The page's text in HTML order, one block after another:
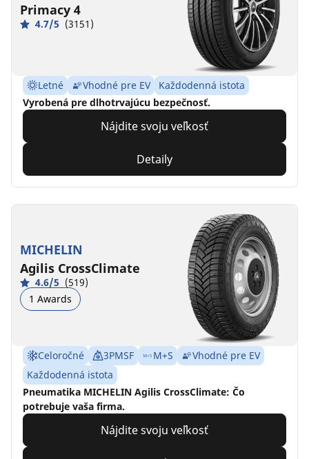
Primacy 4
4.7/5 (3151)
Letné Vhodné pre EV
Každodenná istota
Vyrobená pre dlhotrvajúcu bezpečnosť.
Nájdite svoju veľkosť
Detaily
MICHELIN
Agilis CrossClimate
4.6/5 (519)
1 Awards
Celoročné 3PMSF M+S
Vhodné pre EV
Každodenná istota
Pneumatika MICHELIN Agilis CrossClimate: Čo
potrebuje vaša firma.
Nájdite svoju veľkosť